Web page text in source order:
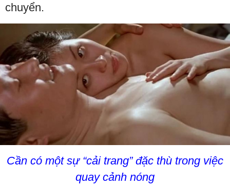
chuyển.
Cần có một sự “cải trang” đặc thù trong việc
quay cảnh nóng